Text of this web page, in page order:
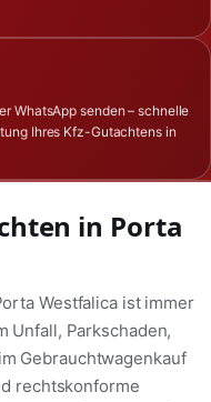
WhatsApp senden – schnelle
Ihres Kfz-Gutachtens in
in Porta
Westfalica ist immer
Unfall, Parkschaden,
Gebrauchtwagenkauf
rechtskonforme